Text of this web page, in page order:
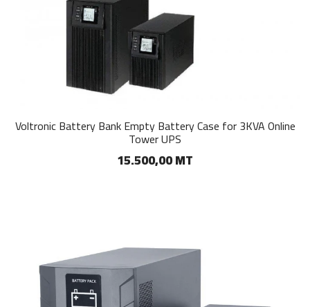
Voltronic Battery Bank Empty Battery Case for 3KVA Online
Tower UPS
15.500,00 MT